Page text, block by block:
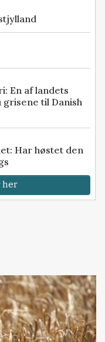
En af landets
til Danish
Har høstet den
her